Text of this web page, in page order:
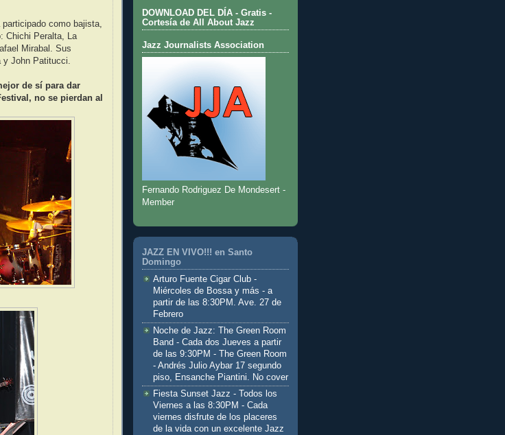
como bajista,
Chichi Peralta, La
Mirabal. Sus
y John Patitucci.
de sí para dar
no se pierdan al
DOWNLOAD DEL DÍA - Gratis -
Cortesía de All About Jazz
Jazz Journalists Association
Fernando Rodriguez De Mondesert -
Member
JAZZ EN VIVO!!! en Santo
Domingo
Arturo Fuente Cigar Club -
Miércoles de Bossa y más - a
partir de las 8:30PM. Ave. 27 de
Febrero
Noche de Jazz: The Green Room
Band - Cada dos Jueves a partir
de las 9:30PM - The Green Room
- Andrés Julio Aybar 17 segundo
piso, Ensanche Piantini. No cover
Fiesta Sunset Jazz - Todos los
Viernes a las 8:30PM - Cada
viernes disfrute de los placeres
de la vida con un excelente Jazz